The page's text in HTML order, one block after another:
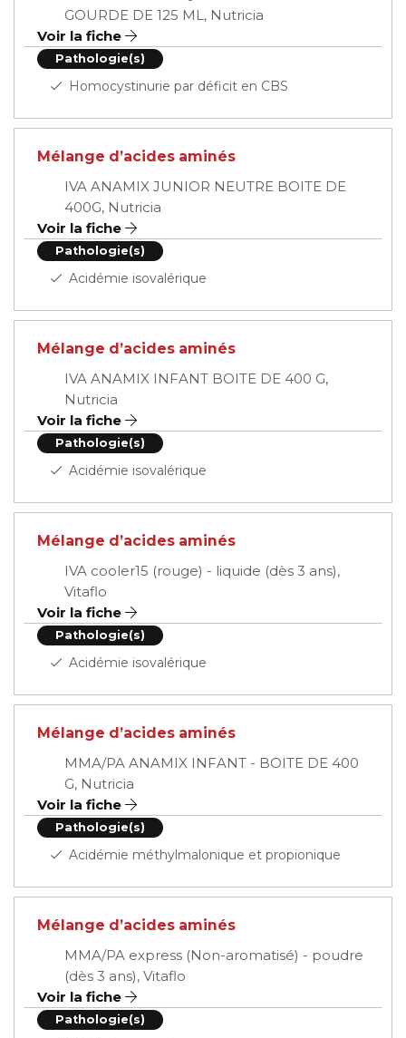
GOURDE DE 125 ML, Nutricia
Voir la fiche
Pathologie(s)
Homocystinurie par déficit en CBS
Mélange d’acides aminés
IVA ANAMIX JUNIOR NEUTRE BOITE DE
400G, Nutricia
Voir la fiche
Pathologie(s)
Acidémie isovalérique
Mélange d’acides aminés
IVA ANAMIX INFANT BOITE DE 400 G,
Nutricia
Voir la fiche
Pathologie(s)
Acidémie isovalérique
Mélange d’acides aminés
IVA cooler15 (rouge) - liquide (dès 3 ans),
Vitaflo
Voir la fiche
Pathologie(s)
Acidémie isovalérique
Mélange d’acides aminés
MMA/PA ANAMIX INFANT - BOITE DE 400
G, Nutricia
Voir la fiche
Pathologie(s)
Acidémie méthylmalonique et propionique
Mélange d’acides aminés
MMA/PA express (Non-aromatisé) - poudre
(dès 3 ans), Vitaflo
Voir la fiche
Pathologie(s)